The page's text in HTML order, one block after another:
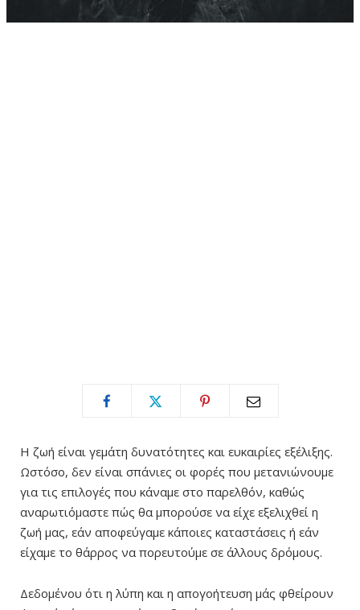
Η ζωή είναι γεμάτη δυνατότητες και ευκαιρίες εξέλιξης.
Ωστόσο, δεν είναι σπάνιες οι φορές που μετανιώνουμε
για τις επιλογές που κάναμε στο παρελθόν, καθώς
αναρωτιόμαστε πώς θα μπορούσε να είχε εξελιχθεί η
ζωή μας, εάν αποφεύγαμε κάποιες καταστάσεις ή εάν
είχαμε το θάρρος να πορευτούμε σε άλλους δρόμους.
Δεδομένου ότι η λύπη και η απογοήτευση μάς φθείρουν